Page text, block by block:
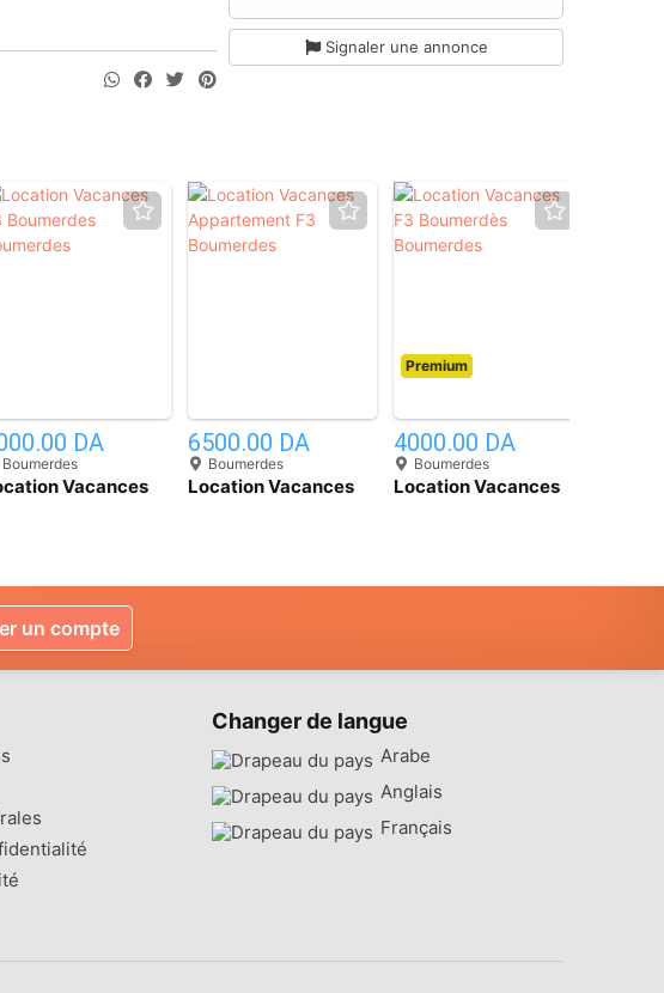
Signaler une annonce
DA
Boumerdes
Vacances
6500.00 DA
Boumerdes
Location Vacances
Premium
4000.00 DA
Boumerdes
Location Vacances
un compte
Changer de langue
Arabe
Anglais
Français